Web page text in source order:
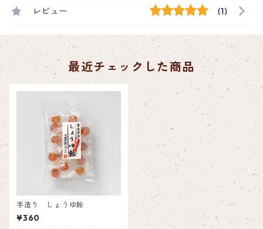
レビュー (1)
最近チェックした商品
手造り しょうゆ飴
¥360